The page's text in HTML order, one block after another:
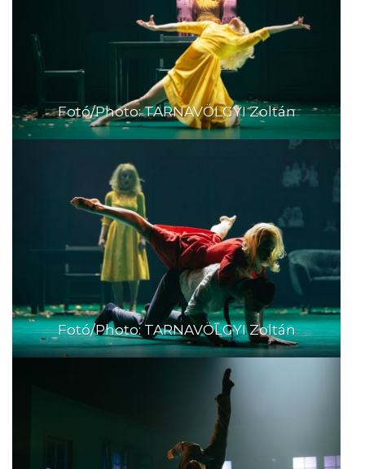
Fotó/Photo: TARNAVÖLGYI Zoltán
Fotó/Photo: TARNAVÖLGYI Zoltán